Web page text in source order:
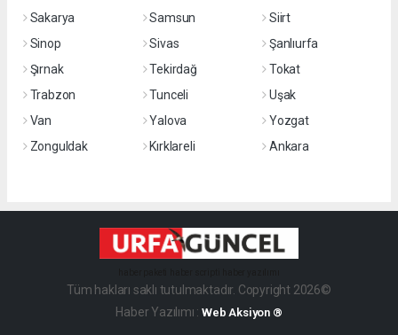
Sakarya
Samsun
Siirt
Sinop
Sivas
Şanlıurfa
Şırnak
Tekirdağ
Tokat
Trabzon
Tunceli
Uşak
Van
Yalova
Yozgat
Zonguldak
Kırklareli Ankara
Tüm hakları saklı tutulmaktadır. Copyright 2026©
Haber Yazılımı :Web Aksiyon ®